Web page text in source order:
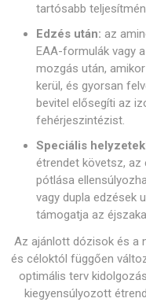
tartósabb
Edzés után: az
EAA-formulák vagy
mozgás után,
kerül, és gyorsan
bevitel elősegíti az
fehérjeszintézist.
Speciális
étrendet követsz, az
pótlása
vagy dupla edzések
támogatja az
Az ajánlott dózisok és a
és céloktól függően
optimális terv
kiegyensúlyozott